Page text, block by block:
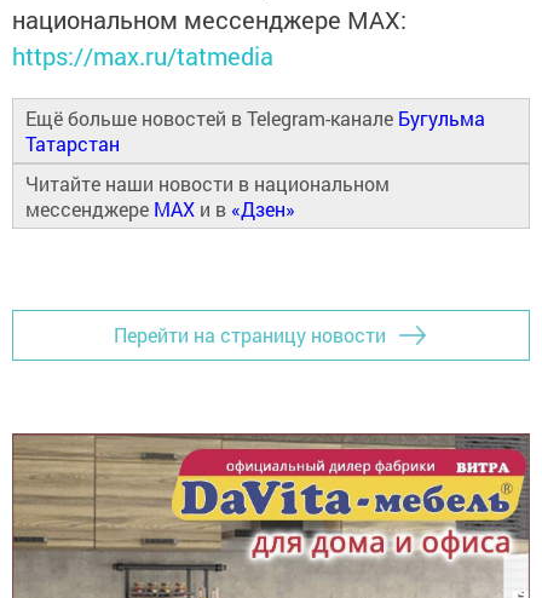
национальном мессенджере MАХ:
https://max.ru/tatmedia
Ещё больше новостей в Telegram-канале Бугульма
Татарстан
Читайте наши новости в национальном
мессенджере MAX и в «Дзен»
Перейти на страницу новости